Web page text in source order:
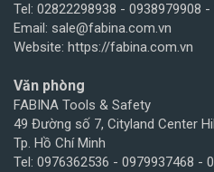
Tel: 02822298938 - 0938979908
Email: sale@fabina.com.vn
Website: https://fabina.com.vn
Văn phòng
FABINA Tools & Safety
49 Đường số 7, Cityland Center
Tp. Hồ Chí Minh
Tel: 0976362536 - 0979937468 -